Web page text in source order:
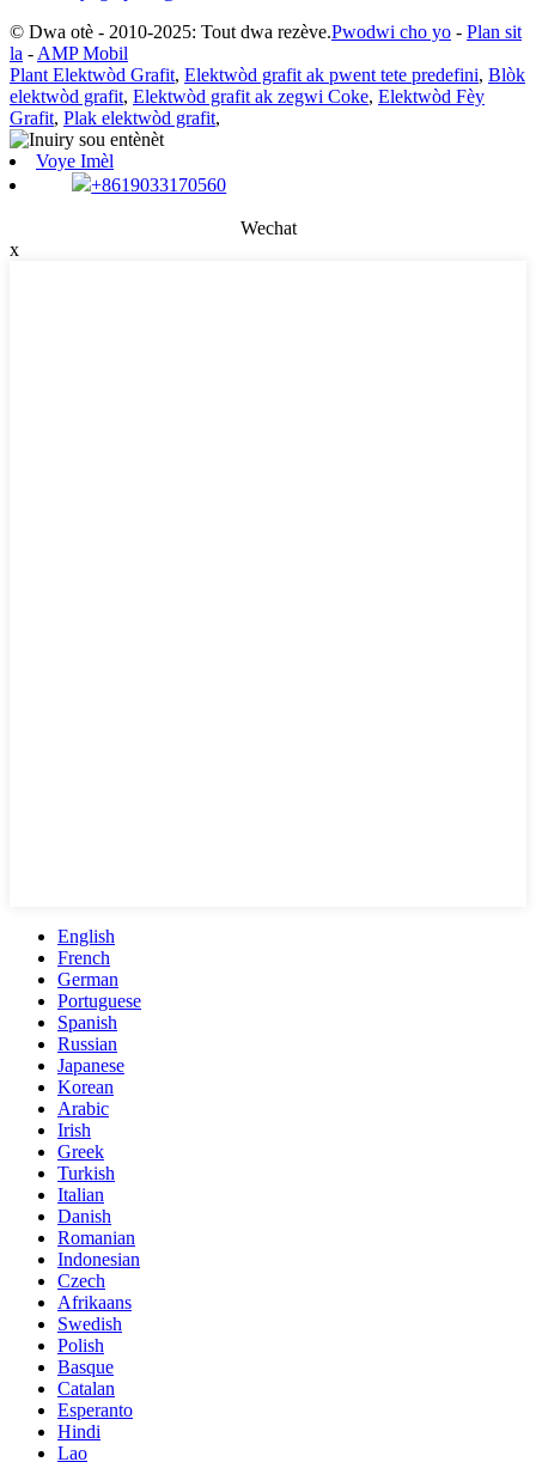
© Dwa otè - 2010-2025: Tout dwa rezève.Pwodwi cho yo - Plan sit
la - AMP Mobil
Plant Elektwòd Grafit, Elektwòd grafit ak pwent tete predefini, Blòk
elektwòd grafit, Elektwòd grafit ak zegwi Coke, Elektwòd Fèy
Grafit, Plak elektwòd grafit,
Voye Imèl
+8619033170560
Wechat
x
English
French
German
Portuguese
Spanish
Russian
Japanese
Korean
Arabic
Irish
Greek
Turkish
Italian
Danish
Romanian
Indonesian
Czech
Afrikaans
Swedish
Polish
Basque
Catalan
Esperanto
Hindi
Lao